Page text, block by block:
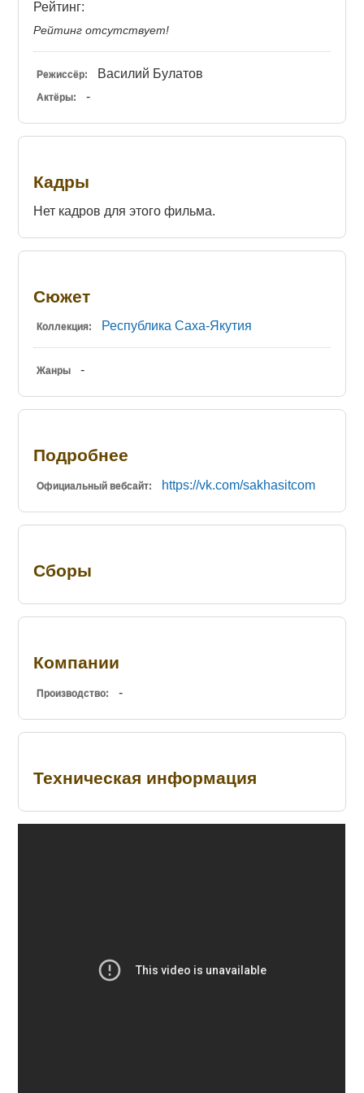
Рейтинг:
Рейтинг отсутствует!
Режиссёр: Василий Булатов
Актёры: -
Кадры
Нет кадров для этого фильма.
Сюжет
Коллекция: Республика Саха-Якутия
Жанры -
Подробнее
Официальный вебсайт: https://vk.com/sakhasitcom
Сборы
Компании
Производство: -
Техническая информация